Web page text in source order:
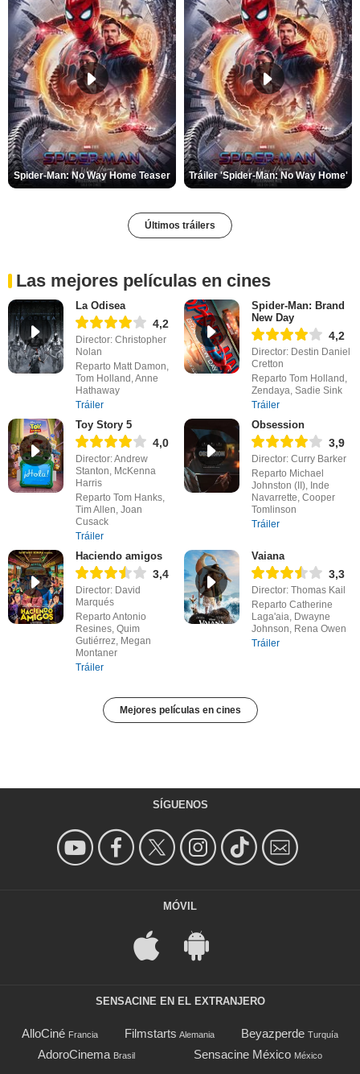
Spider-Man: No Way Home Teaser Tráiler 'Spider-Man: No Way Home'
Últimos tráilers
Las mejores películas en cines
La Odisea
4,2
Director: Christopher
Nolan
Reparto Matt Damon,
Tom Holland, Anne
Hathaway
Tráiler
Spider-Man: Brand
New Day
4,2
Director: Destin Daniel
Cretton
Reparto Tom Holland,
Zendaya, Sadie Sink
Tráiler
Toy Story 5
4,0
Director: Andrew
Stanton, McKenna
Harris
Reparto Tom Hanks,
Tim Allen, Joan
Cusack
Tráiler
Obsession
3,9
Director: Curry Barker
Reparto Michael
Johnston (II), Inde
Navarrette, Cooper
Tomlinson
Tráiler
Haciendo amigos
3,4
Director: David
Marqués
Reparto Antonio
Resines, Quim
Gutiérrez, Megan
Montaner
Tráiler
Vaiana
3,3
Director: Thomas Kail
Reparto Catherine
Laga'aia, Dwayne
Johnson, Rena Owen
Tráiler
Mejores películas en cines
SÍGUENOS
MÓVIL
SENSACINE EN EL EXTRANJERO
AlloCiné Francia Filmstarts Alemania Beyazperde Turquía
AdoroCinema Brasil Sensacine México México